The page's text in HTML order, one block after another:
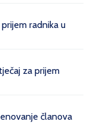
radnika u
za prijem
članova